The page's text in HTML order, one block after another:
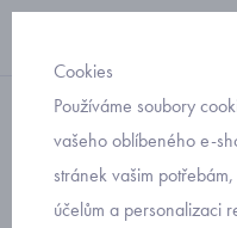
nízké GORE-TEX
dívčí
Cookies
Používáme soubory
vašeho oblíbeného e-
stránek vašim
účelům a personalizaci